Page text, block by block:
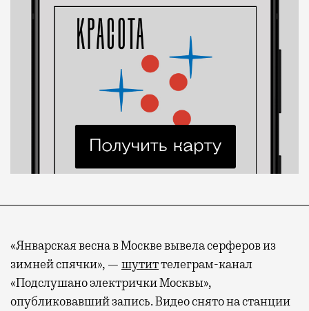
«Январская весна в Москве вывела серферов из
зимней спячки», — шутиттелеграм-канал
«Подслушано электрички Москвы»,
опубликовавший запись. Видео снято на станции